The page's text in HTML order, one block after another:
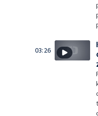
03:26